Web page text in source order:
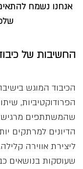
אנחנו נשמח
החשיבות של
הכיבוד המוגש
הפרודוקטיביות,
שהמשתתפים
הדיונים למרתקים
ליצירת אווירה
שעוסקות בנושאים